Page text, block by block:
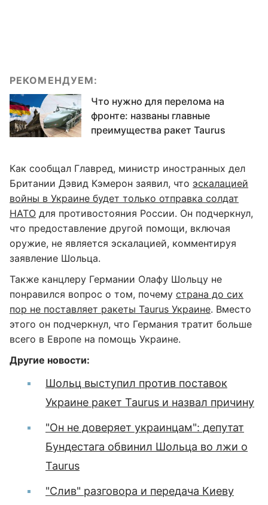
РЕКОМЕНДУЕМ:
Что нужно для перелома на
фронте: названы главные
преимущества ракет Taurus
Как сообщал Главред, министр иностранных дел
Британии Дэвид Кэмерон заявил, что эскалацией
войны в Украине будет только отправка солдат
НАТО для противостояния России. Он подчеркнул,
что предоставление другой помощи, включая
оружие, не является эскалацией, комментируя
заявление Шольца.
Также канцлеру Германии Олафу Шольцу не
понравился вопрос о том, почему страна до сих
пор не поставляет ракеты Taurus Украине. Вместо
этого он подчеркнул, что Германия тратит больше
всего в Европе на помощь Украине.
Другие новости:
Шольц выступил против поставок
Украине ракет Taurus и назвал причину
"Он не доверяет украинцам": депутат
Бундестага обвинил Шольца во лжи о
Taurus
"Слив" разговора и передача Киеву